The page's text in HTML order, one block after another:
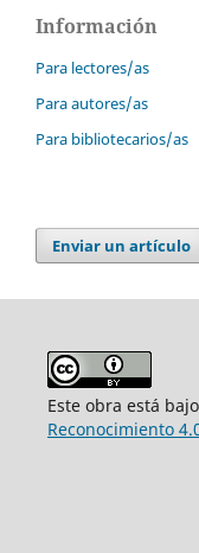
Información
Para lectores/as
Para autores/as
Para bibliotecarios/as
Enviar un artículo
Este obra está
Reconocimiento